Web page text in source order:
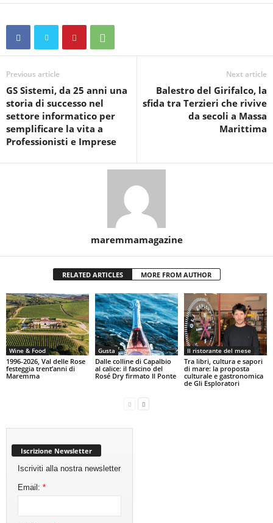
Previous article
GS Sistemi, da 25 anni una
storia di successo nel
settore informatico per
semplificare la vita a
Professionisti e Imprese
Next article
Balestro del Girifalco, la
sfida tra Terzieri che rivive
da secoli a Massa
Marittima
maremmamagazine
RELATED ARTICLES MORE FROM AUTHOR
Wine & Food
1996-2026, Val delle Rose
festeggia trent’anni di
Maremma
Gusta
Dalle colline di Capalbio
al calice: il fascino del
Rosé Dry firmato Il Ponte
Il ristorante del mese
Tra libri, cultura e sapori
di mare: la proposta
culturale e gastronomica
de Gli Esploratori
Iscrizione Newsletter
Iscriviti alla nostra newsletter
Email:*